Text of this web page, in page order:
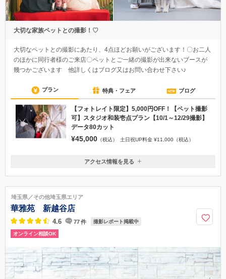
大切な家族ペットとの撮影！♡
大切なペットとの撮影にあたり、4点ほどお願いがございます！〇お二人
のほかに同行者様のご来店〇ペットとご一緒の撮影が出来ないブースが
幾つかございます 他詳しくはブログ又はお問い合わせ下さい♪
プラン 特典・フェア ブログ
【フォトレイト限定】5,000円OFF！【ペット撮影
可】スタジオ和装壱点プラン【10/1～12/29撮影】
データ80カット
¥45,000 （税込） 土日祝UP料金 ¥11,000（税込）
埼玉県さいたま市北区本郷町310
分程度まっすぐ進む 大砂土小学校を過ぎ2つ目の交差点を右折し、5分程度
歩くと右側に店舗がございます
048-780-2516
アクセス情報を見る
埼玉県／その他埼玉県エリア
華雅苑 新越谷店
4.6 77件 撮影レポート掲載中
オンライン相談OK